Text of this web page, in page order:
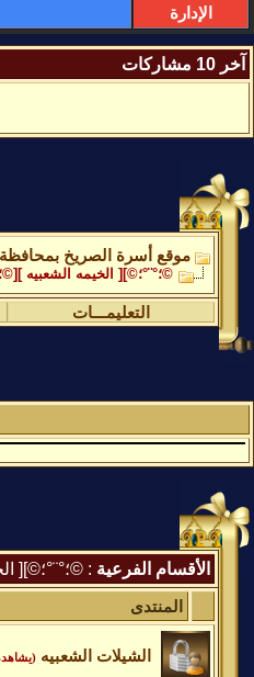
الإدارة
آخر 10 مشاركات
موقع أسرة الصريخ بمحافظة
©؛°¨°؛©][ الخيمه الشعبيه
التعليمـــات
الأقسام الفرعية : ©؛°¨°؛©][
المنتدى
الشيلات الشعبيه (يشاهده 1